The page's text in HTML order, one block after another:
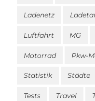
Ladenetz
Luftfahrt MG
Motorrad Pkw-
Statistik Städte
Tests Travel